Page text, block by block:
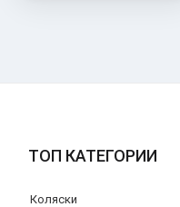
ТОП КАТЕГОРИИ
Коляски